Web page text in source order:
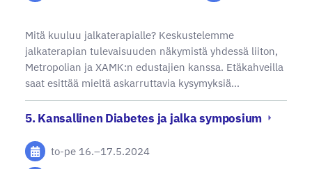
Mitä kuuluu jalkaterapialle? Keskustelemme
jalkaterapian tulevaisuuden näkymistä yhdessä liiton,
Metropolian ja XAMK:n edustajien kanssa. Etäkahveilla
saat esittää mieltä askarruttavia kysymyksiä…
5. Kansallinen Diabetes ja jalka symposium
to-pe 16.–17.5.2024